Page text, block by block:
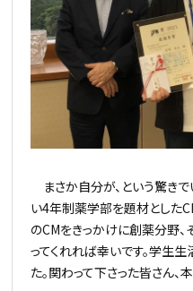
まさか自分が、という驚き
い4年制薬学部を題材とした
のCMをきっかけに創薬分野
ってくれれば幸いです。学生
た。関わって下さった皆さん、